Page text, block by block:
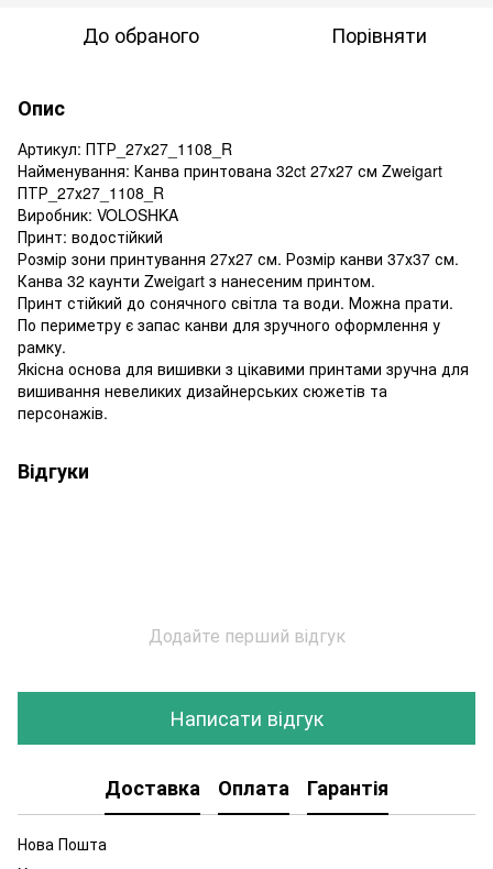
До обраного Порівняти
Опис
Артикул: ПТР_27х27_1108_R
Найменування: Канва принтована 32ct 27х27 см Zweigart
ПТР_27х27_1108_R
Виробник: VOLOSHKA
Принт: водостійкий
Розмір зони принтування 27х27 см. Розмір канви 37х37 см.
Канва 32 каунти Zweigart з нанесеним принтом.
Принт стійкий до сонячного світла та води. Можна прати.
По периметру є запас канви для зручного оформлення у
рамку.
Якісна основа для вишивки з цікавими принтами зручна для
вишивання невеликих дизайнерських сюжетів та
персонажів.
Відгуки
Додайте перший відгук
Написати відгук
Доставка Оплата Гарантія
Нова Пошта